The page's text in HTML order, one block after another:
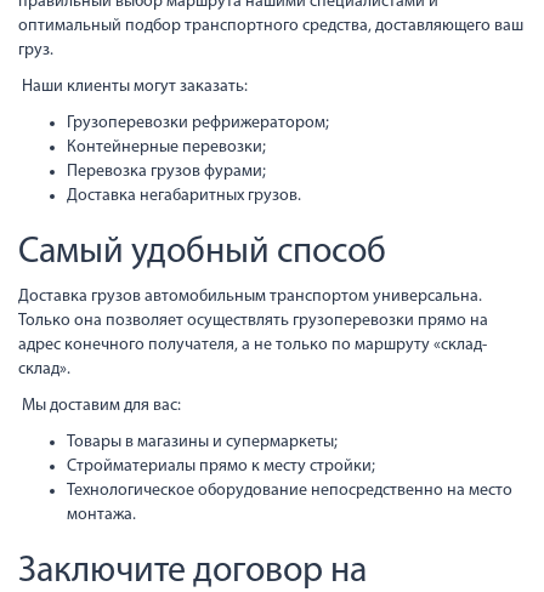
оптимальный подбор транспортного средства, доставляющего ваш
груз.
Наши клиенты могут заказать:
Грузоперевозки рефрижератором;
Контейнерные перевозки;
Перевозка грузов фурами;
Доставка негабаритных грузов.
Самый удобный способ
Доставка грузов автомобильным транспортом универсальна.
Только она позволяет осуществлять грузоперевозки прямо на
адрес конечного получателя, а не только по маршруту «склад-
склад».
Мы доставим для вас:
Товары в магазины и супермаркеты;
Стройматериалы прямо к месту стройки;
Технологическое оборудование непосредственно на место
монтажа.
Заключите договор на